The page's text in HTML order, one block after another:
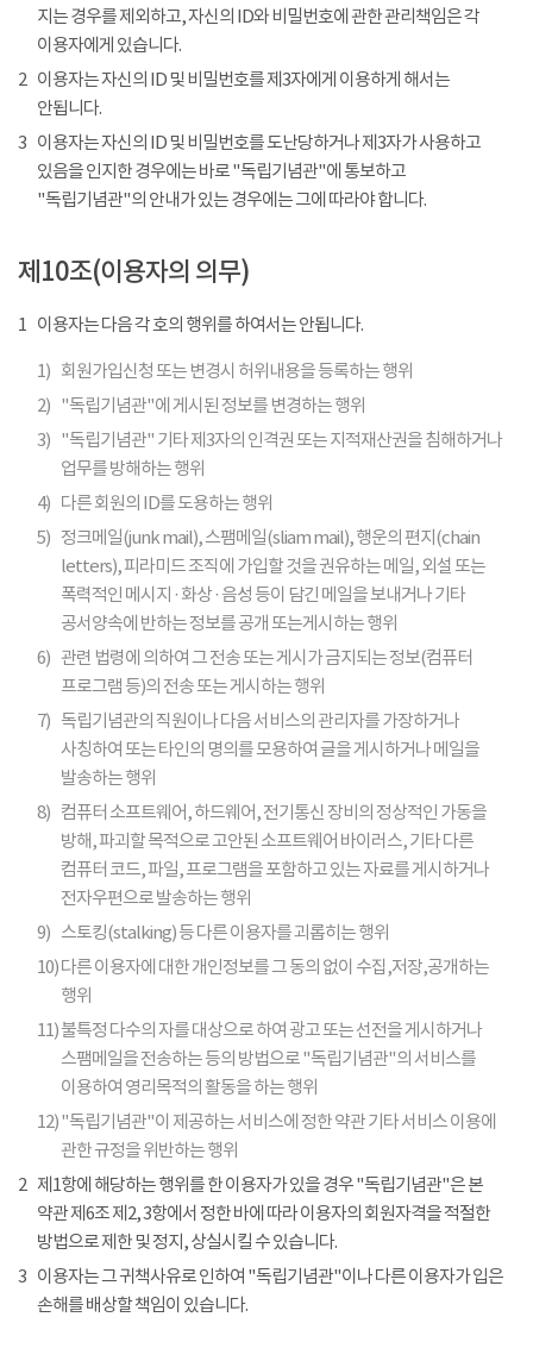
지는 경우를 제외하고, 자신의 ID와 비밀번호에 관한 관리책임은 각
이용자에게 있습니다.
2 이용자는 자신의 ID 및 비밀번호를 제3자에게 이용하게 해서는
안됩니다.
3 이용자는 자신의 ID 및 비밀번호를 도난당하거나 제3자가 사용하고
있음을 인지한 경우에는 바로 "독립기념관"에 통보하고
"독립기념관"의 안내가 있는 경우에는 그에 따라야 합니다.
제10조(이용자의 의무)
1 이용자는 다음 각 호의 행위를 하여서는 안됩니다.
1) 회원가입신청 또는 변경시 허위내용을 등록하는 행위
2) "독립기념관"에 게시된 정보를 변경하는 행위
3) "독립기념관" 기타 제3자의 인격권 또는 지적재산권을 침해하거나
업무를 방해하는 행위
4) 다른 회원의 ID를 도용하는 행위
5) 정크메일(junk mail), 스팸메일(sliam mail), 행운의 편지(chain
letters), 피라미드 조직에 가입할 것을 권유하는 메일, 외설 또는
폭력적인 메시지 · 화상 · 음성 등이 담긴 메일을 보내거나 기타
공서양속에 반하는 정보를 공개 또는게시하는 행위
6) 관련 법령에 의하여 그 전송 또는 게시가 금지되는 정보(컴퓨터
프로그램 등)의 전송 또는 게시하는 행위
7) 독립기념관의 직원이나 다음 서비스의 관리자를 가장하거나
사칭하여 또는 타인의 명의를 모용하여 글을 게시하거나 메일을
발송하는 행위
8) 컴퓨터 소프트웨어, 하드웨어, 전기통신 장비의 정상적인 가동을
방해, 파괴할 목적으로 고안된 소프트웨어 바이러스, 기타 다른
컴퓨터 코드, 파일, 프로그램을 포함하고 있는 자료를 게시하거나
전자우편으로 발송하는 행위
9) 스토킹(stalking) 등 다른 이용자를 괴롭히는 행위
10)다른 이용자에 대한 개인정보를 그 동의 없이 수집,저장,공개하는
행위
11)불특정 다수의 자를 대상으로 하여 광고 또는 선전을 게시하거나
스팸메일을 전송하는 등의 방법으로 "독립기념관"의 서비스를
이용하여 영리목적의 활동을 하는 행위
12)"독립기념관"이 제공하는 서비스에 정한 약관 기타 서비스 이용에
관한 규정을 위반하는 행위
2 제1항에 해당하는 행위를 한 이용자가 있을 경우 "독립기념관"은 본
약관 제6조 제2, 3항에서 정한 바에 따라 이용자의 회원자격을 적절한
방법으로 제한 및 정지, 상실시킬 수 있습니다.
3 이용자는 그 귀책사유로 인하여 "독립기념관"이나 다른 이용자가 입은
손해를 배상할 책임이 있습니다.